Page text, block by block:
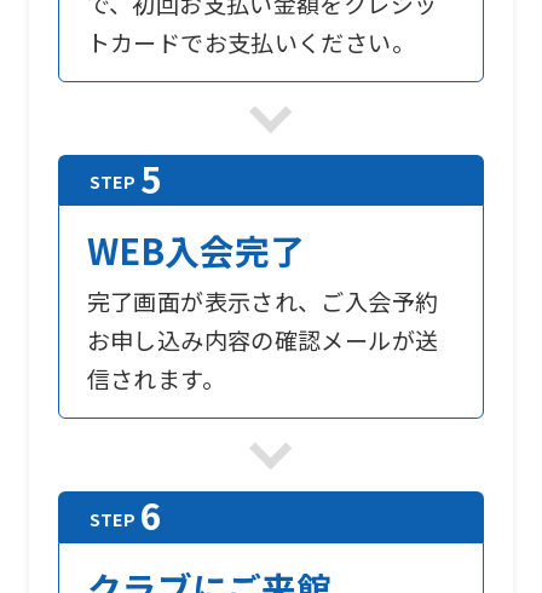
トカードでお支払いください。
WEB入会完了
完了画面が表示され、ご入会予約
お申し込み内容の確認メールが送
信されます。